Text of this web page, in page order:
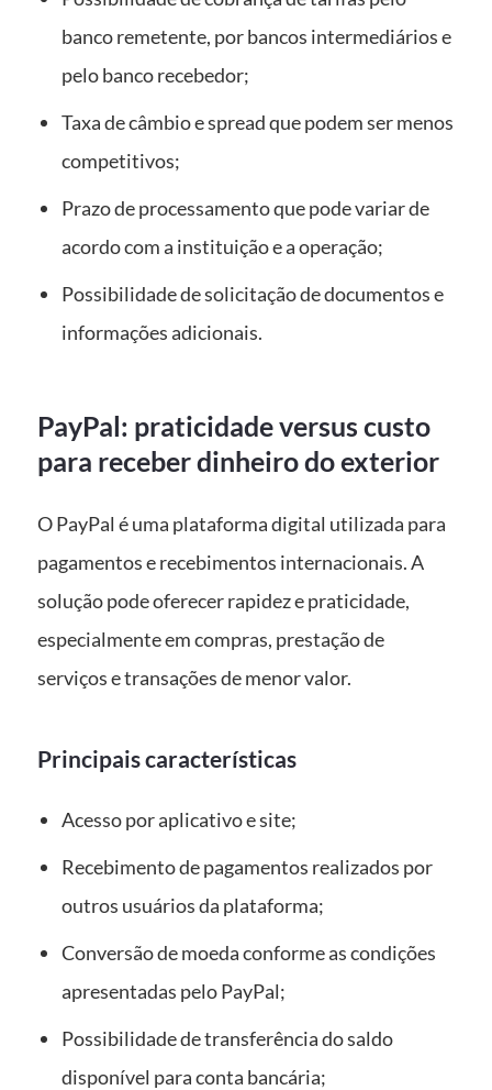
banco remetente, por bancos intermediários e
pelo banco recebedor;
Taxa de câmbio e spread que podem ser menos
competitivos;
Prazo de processamento que pode variar de
acordo com a instituição e a operação;
Possibilidade de solicitação de documentos e
informações adicionais.
PayPal: praticidade versus custo
para receber dinheiro do exterior
O PayPal é uma plataforma digital utilizada para
pagamentos e recebimentos internacionais. A
solução pode oferecer rapidez e praticidade,
especialmente em compras, prestação de
serviços e transações de menor valor.
Principais características
Acesso por aplicativo e site;
Recebimento de pagamentos realizados por
outros usuários da plataforma;
Conversão de moeda conforme as condições
apresentadas pelo PayPal;
Possibilidade de transferência do saldo
disponível para conta bancária;